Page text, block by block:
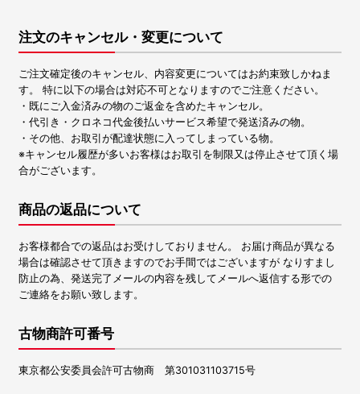
注文のキャンセル・変更について
ご注文確定後のキャンセル、内容変更についてはお約束致しかねま
す。 特に以下の場合は対応不可となりますのでご注意ください。
・既にご入金済みの物のご返金を含めたキャンセル。
・代引き・クロネコ代金後払いサービス希望で発送済みの物。
・その他、お取引が配達状態に入ってしまっている物。
※キャンセル履歴が多いお客様はお取引を制限又は停止させて頂く場
合がございます。
商品の返品について
お客様都合での返品はお受けしておりません。 お届け商品が異なる
場合は確認させて頂きますのでお手間ではございますが なりすまし
防止の為、発送完了メールの内容を残してメールへ返信する形での
ご連絡をお願い致します。
古物商許可番号
東京都公安委員会許可古物商 第301031103715号